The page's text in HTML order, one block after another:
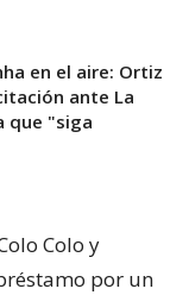
en el aire: Ortiz
ante La
que "siga
Colo y
por un